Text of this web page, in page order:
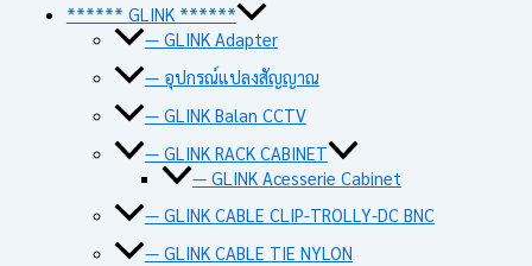
****** GLINK ******
— GLINK Adapter
— อุปกรณ์แปลงสัญญาณ
— GLINK Balan CCTV
— GLINK RACK CABINET
— GLINK Acesserie Cabinet
— GLINK CABLE CLIP-TROLLY-DC BNC
— GLINK CABLE TIE NYLON